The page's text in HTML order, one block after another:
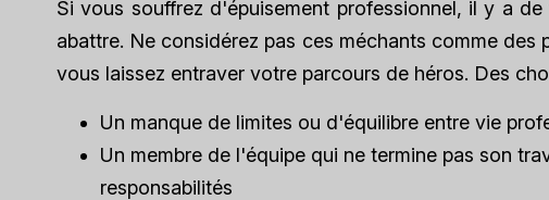
Si vous souffrez d'épuisement professionnel, il y a
abattre. Ne considérez pas ces méchants comme
vous laissez entraver votre parcours de héros. Des
Un manque de limites ou d'équilibre entre vie
Un membre de l'équipe qui ne termine pas son
responsabilités